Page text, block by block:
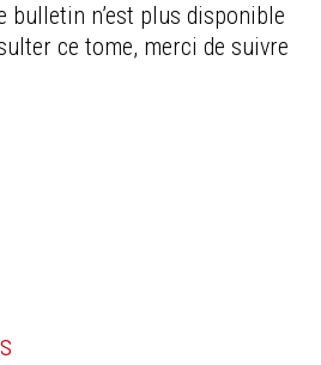
bulletin n’est plus disponible
ce tome, merci de suivre